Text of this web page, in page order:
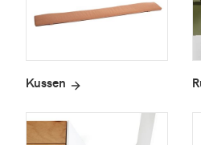
Kussen